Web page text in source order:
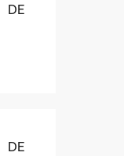
DE
DE